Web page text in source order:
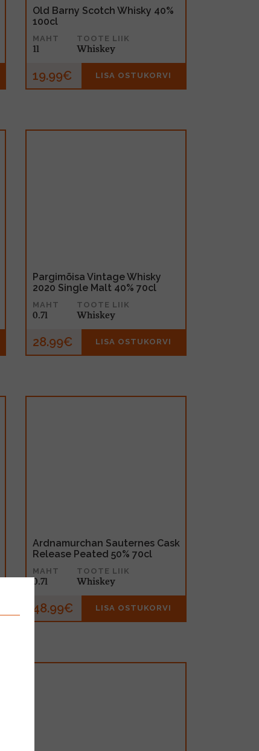
Old Barny Scotch Whisky 40%
100cl
MAHT
1l
TOOTE LIIK
Whiskey
19.99€ LISA OSTUKORVI
Pargimõisa Vintage Whisky
2020 Single Malt 40% 70cl
MAHT
0.7l
TOOTE LIIK
Whiskey
28.99€ LISA OSTUKORVI
Ardnamurchan Sauternes Cask
Release Peated 50% 70cl
MAHT
0.7l
TOOTE LIIK
Whiskey
48.99€ LISA OSTUKORVI